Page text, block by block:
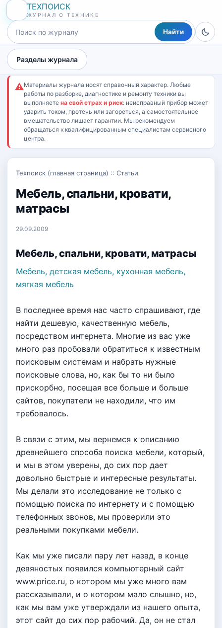
ТЕХПОИСК
ЖУРНАЛ О ТЕХНИКЕ
Найти
Разделы журнала
⚠Материалы журнала носят справочный характер. Любые
работы по разборке, диагностике и ремонту техники вы
выполняете на свой страх и риск: неисправный прибор может
ударить током, протечь или загореться, а самостоятельное
вмешательство лишает гарантии. Мы рекомендуем
обращаться к квалифицированным специалистам сервисного
центра.
Техпоиск (главная страница) :: Статьи
Мебель, спальни, кровати,
матрасы
29.09.2009
Мебель, спальни, кровати, матрасы
Мебель, детская мебель, кухонная мебель,
мягкая мебель
В последнее время нас часто спрашивают, где
найти дешевую, качественную мебель,
посредством интернета. Многие из вас уже
много раз пробовали обратиться к известным
поисковым системам и набрать нужные
поисковые слова, но, как бы то ни было
прискорбно, посещая все больше и больше
сайтов, покупатели не находили, что им
требовалось.
В связи с этим, мы вернемся к описанию
древнейшего способа поиска мебели, который,
и мы в этом уверены, до сих пор дает
довольно быстрые и интересные результаты.
Мы делали это исследование не только с
помощью поиска по интернету и с помощью
телефонных звонов, мы проверили это
реальными покупками мебели.
Как мы уже писали пару лет назад, в конце
девяностых появился компьютерный сайт
www.price.ru, о котором мы уже много вам
рассказывали, и о котором мало слышно, но,
как мы вам уже утверждали из нашего опыта,
этот сайт до сих пор рабочий. Да, он не стал